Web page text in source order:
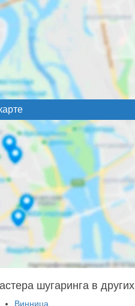
шугаринга в
Винница